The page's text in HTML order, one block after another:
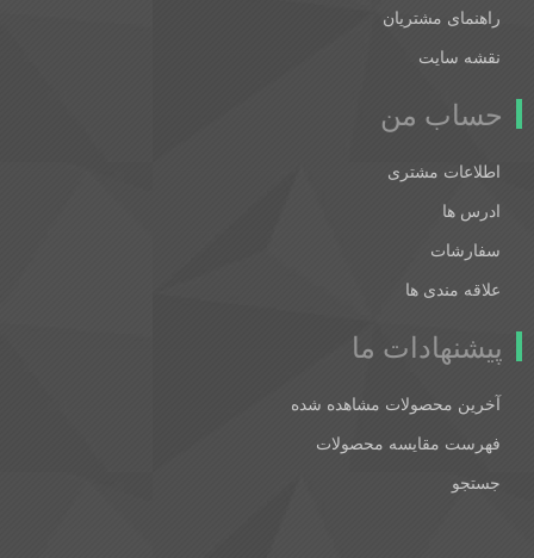
راهنمای مشتریان
نقشه سایت
حساب من
اطلاعات مشتری
ادرس ها
سفارشات
علاقه مندی ها
پیشنهادات ما
آخرین محصولات مشاهده شده
فهرست مقایسه محصولات
جستجو